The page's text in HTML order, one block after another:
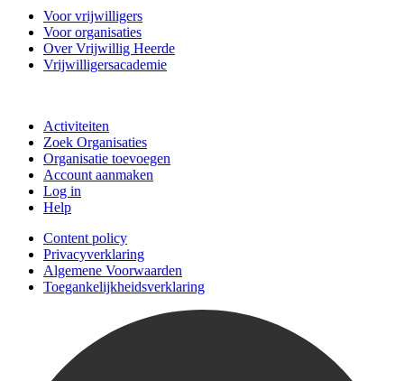
Voor vrijwilligers
Voor organisaties
Over Vrijwillig Heerde
Vrijwilligersacademie
Activiteiten
Zoek Organisaties
Organisatie toevoegen
Account aanmaken
Log in
Help
Content policy
Privacyverklaring
Algemene Voorwaarden
Toegankelijkheidsverklaring